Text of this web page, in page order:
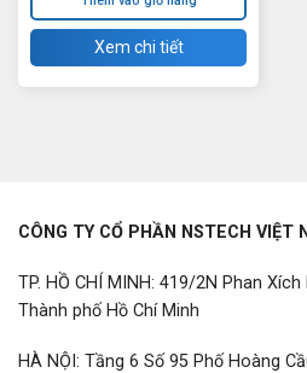
Xem chi tiết
CÔNG TY CỔ PHẦN NSTECH VIỆT
TP. HỒ CHÍ MINH: 419/2N Phan
Thành phố Hồ Chí Minh
HÀ NỘI: Tầng 6 Số 95 Phố Hoàng